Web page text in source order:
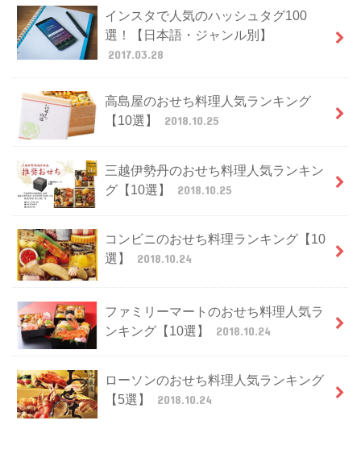
インスタで人気のハッシュタグ100
選！【日本語・ジャンル別】
2017.03.28
高島屋のおせち料理人気ランキング
【10選】
2018.10.25
三越伊勢丹のおせち料理人気ランキン
グ【10選】
2018.10.25
コンビニのおせち料理ランキング【10
選】
2018.10.24
ファミリーマートのおせち料理人気ラ
ンキング【10選】
2018.10.24
ローソンのおせち料理人気ランキング
【5選】
2018.10.24